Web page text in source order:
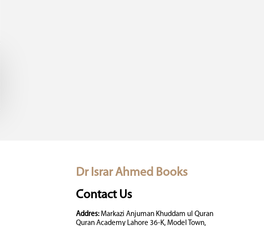
Dr Israr Ahmed Books
Contact Us
Addres:Markazi Anjuman Khuddam ul Quran
Quran Academy Lahore 36-K, Model Town,